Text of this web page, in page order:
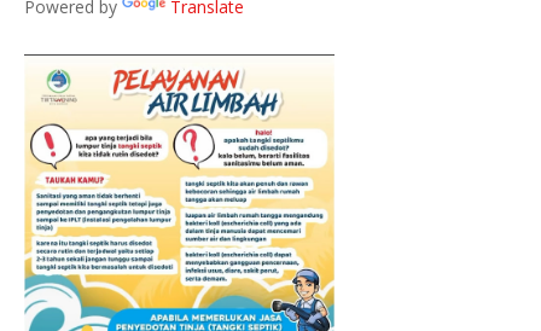
Powered by Translate